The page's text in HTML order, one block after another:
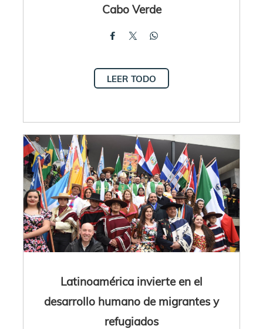
Cabo Verde
LEER TODO
Latinoamérica invierte en el
desarrollo humano de migrantes y
refugiados